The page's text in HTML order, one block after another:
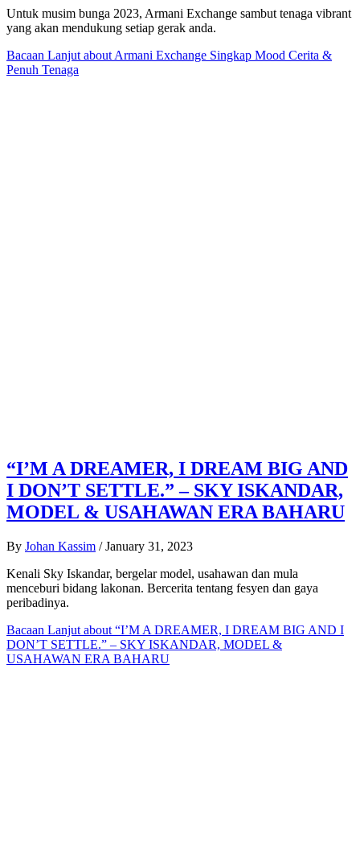
Untuk musim bunga 2023, Armani Exchange sambut tenaga vibrant
yang akan mendukung setiap gerak anda.
Bacaan Lanjut about Armani Exchange Singkap Mood Cerita &
Penuh Tenaga
“I’M A DREAMER, I DREAM BIG AND
I DON’T SETTLE.” – SKY ISKANDAR,
MODEL & USAHAWAN ERA BAHARU
By Johan Kassim / January 31, 2023
Kenali Sky Iskandar, bergelar model, usahawan dan mula
menceburi bidang lakonan. Bercerita tentang fesyen dan gaya
peribadinya.
Bacaan Lanjut about “I’M A DREAMER, I DREAM BIG AND I
DON’T SETTLE.” – SKY ISKANDAR, MODEL &
USAHAWAN ERA BAHARU